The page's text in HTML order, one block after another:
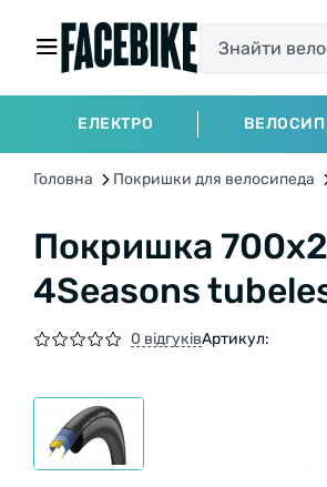
ЕЛЕКТРО
Головна Покришки для велосипеда
Покришка
4Seasons
0 відгуківАртикул: